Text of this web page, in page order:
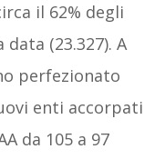
il 62% degli
data (23.327). A
perfezionato
enti accorpati
da 105 a 97